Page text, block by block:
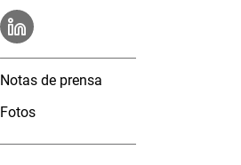
Notas de prensa
Fotos